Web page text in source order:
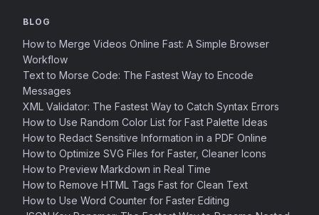
BLOG
How to Merge Videos Online Fast: A Simple Browser
Workflow
Text to Morse Code: The Fastest Way to Encode
Messages
XML Validator: The Fastest Way to Catch Syntax Errors
How to Use Random Color List for Fast Palette Ideas
How to Redact Sensitive Information in a PDF Online
How to Optimize SVG Files for Faster, Cleaner Icons
How to Preview Markdown in Real Time
How to Remove HTML Tags Fast for Clean Text
How to Use Word Counter for Faster Editing